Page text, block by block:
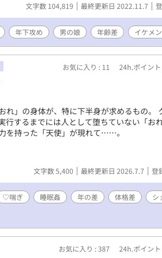
文字数 104,819 最終更新日 2022.11.7
年下攻め 男の娘 年齢差 イケメン
お気に入り : 11 24h.ポイント
れ」の身体が、特に下半身が求めるもの。
行するまでには人として堕ちていない「おれ
を持った「天使」が現れて……。
文字数 5,400 最終更新日 2026.7.7 登
♡喘ぎ 睡眠姦 年の差 体格差
シ
お気に入り : 387 24h.ポイント